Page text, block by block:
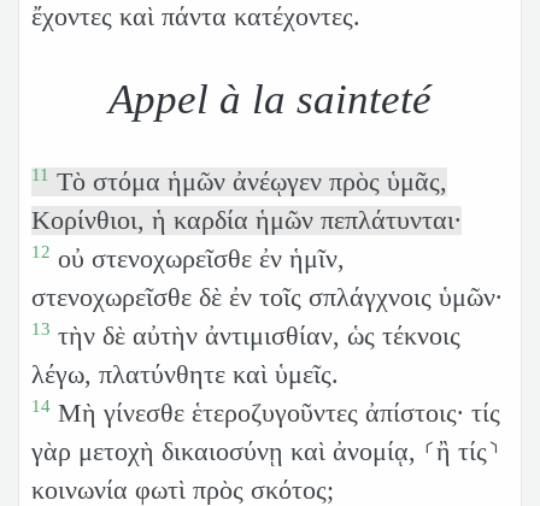
ἔχοντες καὶ πάντα κατέχοντες.
Appel à la sainteté
11 Τὸ στόμα ἡμῶν ἀνέῳγεν πρὸς ὑμᾶς,
Κορίνθιοι, ἡ καρδία ἡμῶν πεπλάτυνται·
12 οὐ στενοχωρεῖσθε ἐν ἡμῖν,
στενοχωρεῖσθε δὲ ἐν τοῖς σπλάγχνοις ὑμῶν·
13 τὴν δὲ αὐτὴν ἀντιμισθίαν, ὡς τέκνοις
λέγω, πλατύνθητε καὶ ὑμεῖς.
14 Μὴ γίνεσθε ἑτεροζυγοῦντες ἀπίστοις· τίς
γὰρ μετοχὴ δικαιοσύνῃ καὶ ἀνομίᾳ, ⸂ἢ τίς⸃
κοινωνία φωτὶ πρὸς σκότος;